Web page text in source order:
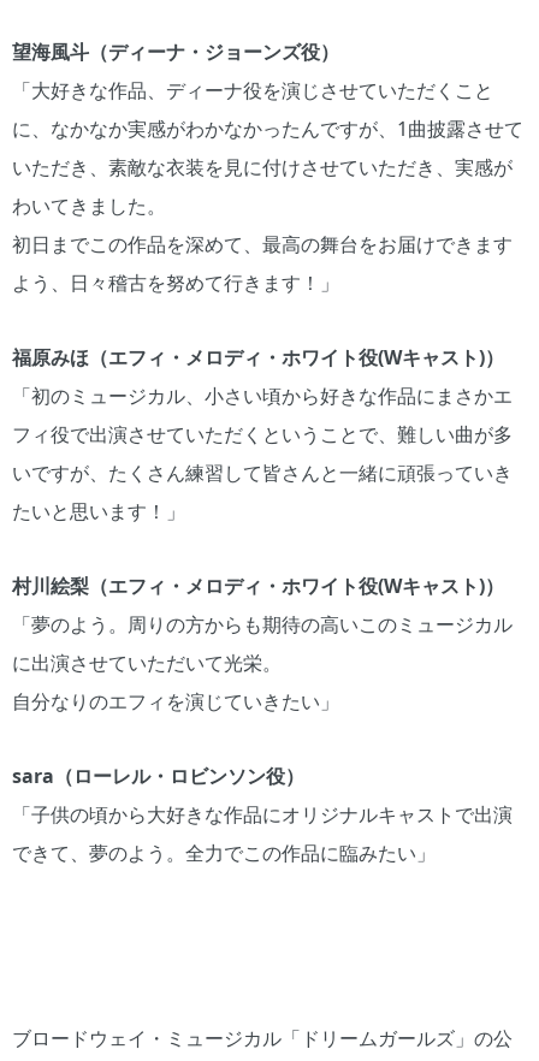
望海風斗（ディーナ・ジョーンズ役）
「大好きな作品、ディーナ役を演じさせていただくこと
に、なかなか実感がわかなかったんですが、1曲披露させて
いただき、素敵な衣装を見に付けさせていただき、実感が
わいてきました。
初日までこの作品を深めて、最高の舞台をお届けできます
よう、日々稽古を努めて行きます！」
福原みほ（エフィ・メロディ・ホワイト役(Wキャスト)）
「初のミュージカル、小さい頃から好きな作品にまさかエ
フィ役で出演させていただくということで、難しい曲が多
いですが、たくさん練習して皆さんと一緒に頑張っていき
たいと思います！」
村川絵梨（エフィ・メロディ・ホワイト役(Wキャスト)）
「夢のよう。周りの方からも期待の高いこのミュージカル
に出演させていただいて光栄。
自分なりのエフィを演じていきたい」
sara（ローレル・ロビンソン役）
「子供の頃から大好きな作品にオリジナルキャストで出演
できて、夢のよう。全力でこの作品に臨みたい」
ブロードウェイ・ミュージカル「ドリームガールズ」の公